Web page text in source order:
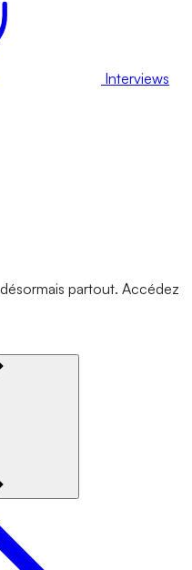
Interviews
partout. Accédez